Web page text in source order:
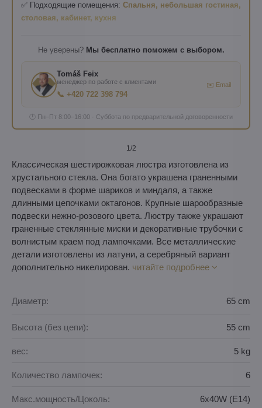
✅ Подходящие помещения: Спальня, небольшая гостиная,
столовая, кабинет, кухня
Не уверены? Мы бесплатно поможем с выбором.
Tomáš Feix
менеджер по работе с клиентами
📞 +420 722 398 794
✉️ Email
🕐 Пн–Пт 8:00–16:00 · Суббота по предварительной договоренности
1/2
Классическая шестирожковая люстра изготовлена ​​из
хрустального стекла. Она богато украшена граненными
подвесками в форме шариков и миндаля, а также
длинными цепочками октагонов. Крупные шарообразные
подвески нежно-розового цвета. Люстру также украшают
граненные стеклянные миски и декоративные трубочки с
волнистым краем под лампочками. Все металлические
детали изготовлены из латуни, а серебряный вариант
дополнительно никелирован. читайте подробнее
Диаметр: 65 cm
Высота (без цепи): 55 cm
вес: 5 kg
Количество лампочек: 6
Макс.мощность/Цоколь: 6x40W (E14)